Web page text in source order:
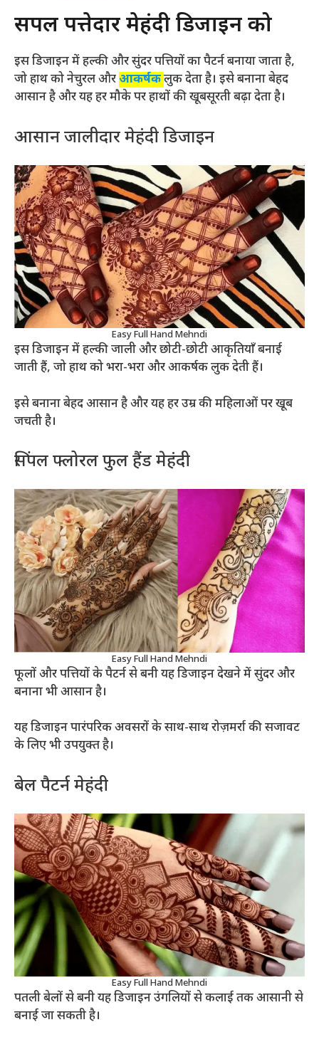
सिंपल पत्तेदार मेहंदी डिजाइन को
इस डिजाइन में हल्की और सुंदर पत्तियों का पैटर्न बनाया जाता है,
जो हाथ को नेचुरल औरआकर्षकलुक देता है। इसे बनाना बेहद
आसान है और यह हर मौके पर हाथों की खूबसूरती बढ़ा देता है।
आसान जालीदार मेहंदी डिजाइन
Easy Full Hand Mehndi
इस डिजाइन में हल्की जाली और छोटी-छोटी आकृतियाँ बनाई
जाती हैं, जो हाथ को भरा-भरा और आकर्षक लुक देती हैं।
इसे बनाना बेहद आसान है और यह हर उम्र की महिलाओं पर खूब
जचती है।
सिंपल फ्लोरल फुल हैंड मेहंदी
Easy Full Hand Mehndi
फूलों और पत्तियों के पैटर्न से बनी यह डिजाइन देखने में सुंदर और
बनाना भी आसान है।
यह डिजाइन पारंपरिक अवसरों के साथ-साथ रोज़मर्रा की सजावट
के लिए भी उपयुक्त है।
बेल पैटर्न मेहंदी
Easy Full Hand Mehndi
पतली बेलों से बनी यह डिजाइन उंगलियों से कलाई तक आसानी से
बनाई जा सकती है।